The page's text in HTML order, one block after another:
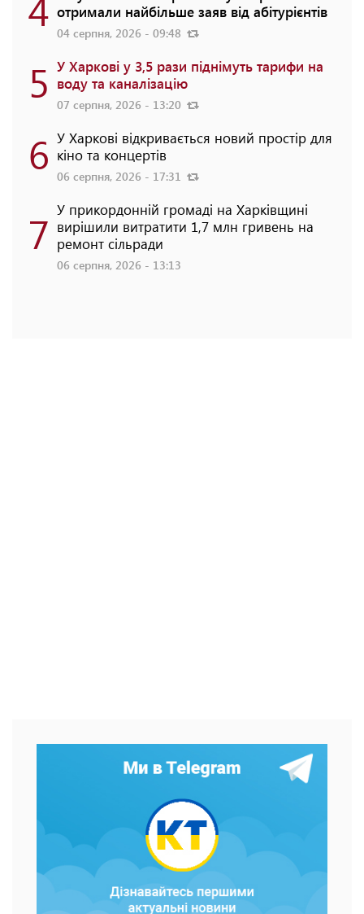
отримали найбільше заяв від абітурієнтів
04 серпня, 2026 - 09:48
5 У Харкові у 3,5 рази піднімуть тарифи на
воду та каналізацію
07 серпня, 2026 - 13:20
6 У Харкові відкривається новий простір для
кіно та концертів
06 серпня, 2026 - 17:31
7 У прикордонній громаді на Харківщині
вирішили витратити 1,7 млн гривень на
ремонт сільради
06 серпня, 2026 - 13:13